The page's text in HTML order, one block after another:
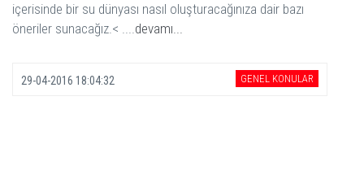
içerisinde bir su dünyası nasıl oluşturacağınıza dair bazı
öneriler sunacağız.< ....devamı...
29-04-2016 18:04:32 GENEL KONULAR